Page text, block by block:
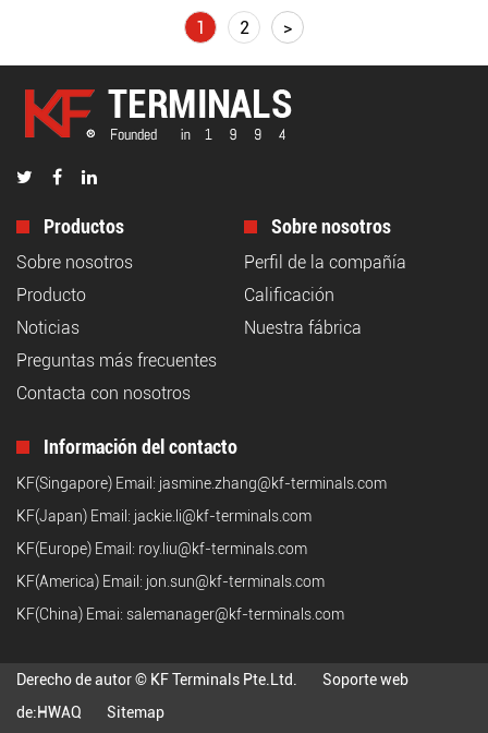
1 2 >
Productos
Sobre nosotros
Producto
Noticias
Preguntas más frecuentes
Contacta con nosotros
Sobre nosotros
Perfil de la compañía
Calificación
Nuestra fábrica
Información del contacto
KF(Singapore) Email: jasmine.zhang@kf-terminals.com
KF(Japan) Email: jackie.li@kf-terminals.com
KF(Europe) Email: roy.liu@kf-terminals.com
KF(America) Email: jon.sun@kf-terminals.com
KF(China) Emai: salemanager@kf-terminals.com
Derecho de autor © KF Terminals Pte.Ltd.
Soporte web
de:HWAQ Sitemap